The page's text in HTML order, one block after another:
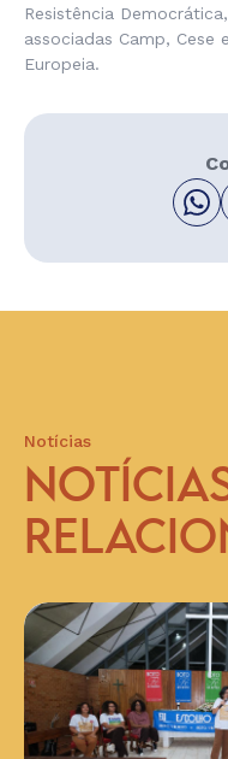
Resistência
associadas Camp, Cese
Europeia.
Notícias